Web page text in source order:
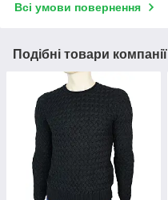
Всі умови повернення
Подібні товари компанії